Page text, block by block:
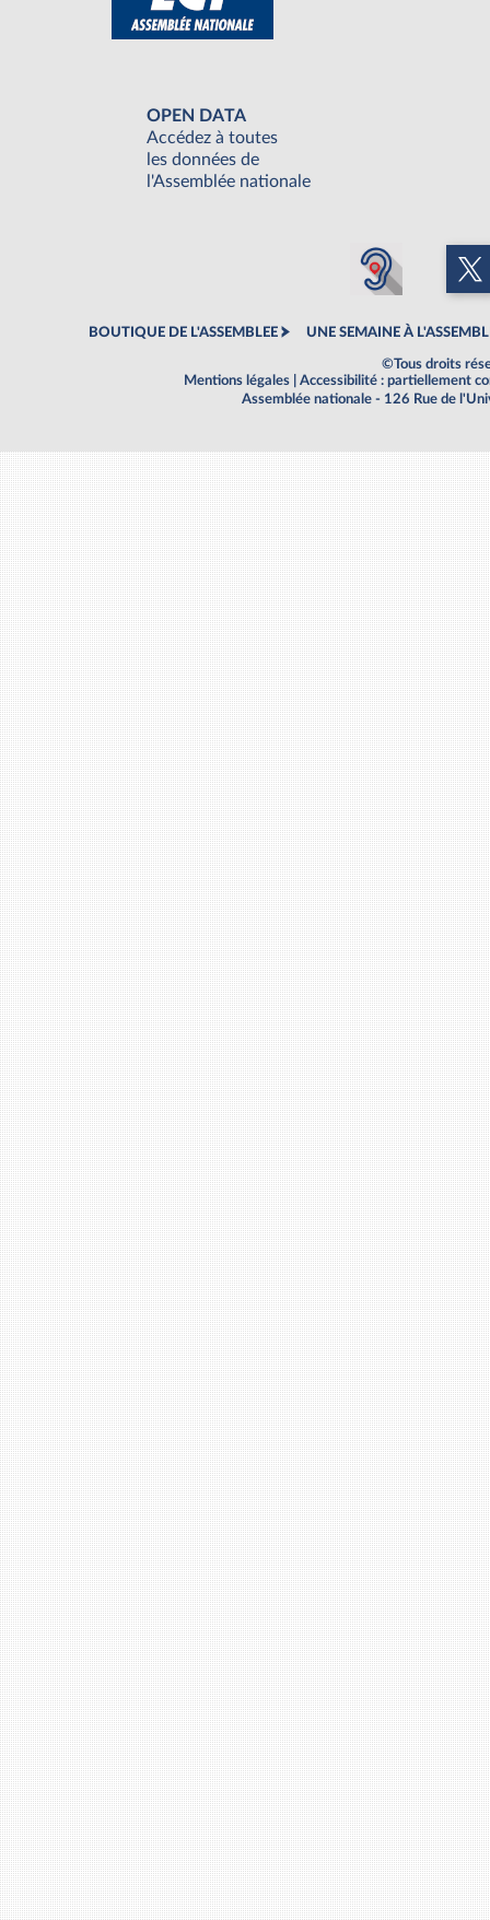
OPEN DATA
Accédez à toutes
les données de
l'Assemblée nationale
BOUTIQUE DE L'ASSEMBLEE UNE SEMAINE À
©Tous droits
Mentions légales
Accessibilité : partiellement
Assemblée nationale - 126 Rue de